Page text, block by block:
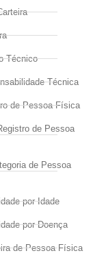
Técnico
Técnica
de Pessoa Física
de Pessoa
de Pessoa
por Idade
por Doença
de Pessoa Física